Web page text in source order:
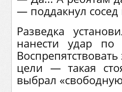
— поддакнул сосед
Разведка
нанести удар по
цели — такая
выбрал